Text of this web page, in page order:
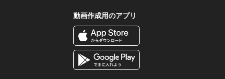
動画作成用のアプリ